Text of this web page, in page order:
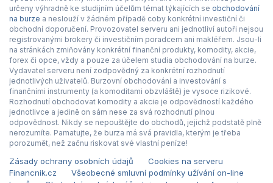
určeny výhradně ke studijním účelům témat týkajících se obchodování
na burze a neslouží v žádném případě coby konkrétní investiční či
obchodní doporučení. Provozovatel serveru ani jednotliví autoři nejsou
registrovanými brokery či investičním poradcem ani makléřem. Jsou-li
na stránkách zmiňovány konkrétní finanční produkty, komodity, akcie,
forex či opce, vždy a pouze za účelem studia obchodování na burze.
Vydavatel serveru není zodpovědný za konkrétní rozhodnutí
jednotlivých uživatelů. Burzovní obchodování a investování s
finančními instrumenty (a komoditami obzvláště) je vysoce rizikové.
Rozhodnutí obchodovat komodity a akcie je odpovědností každého
jednotlivce a jedině on sám nese za svá rozhodnutí plnou
odpovědnost. Nikdy se nepouštějte do obchodů, jejichž podstatě plně
nerozumíte. Pamatujte, že burza má svá pravidla, kterým je třeba
porozumět, než začnu riskovat své vlastní peníze!
Zásady ochrany osobních údajů
Cookies na serveru
Financnik.cz
Všeobecné smluvní podmínky užívání on-line